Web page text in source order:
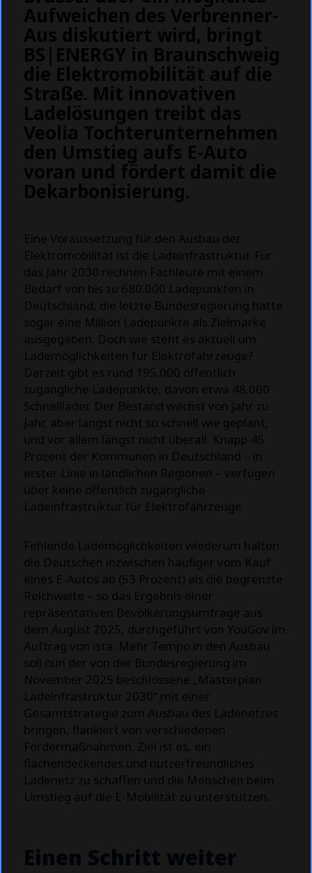
Aufweichen des Verbrenner-
Aus diskutiert wird, bringt
BS|ENERGY in Braunschweig
die Elektromobilität auf die
Straße. Mit innovativen
Ladelösungen treibt das
Veolia Tochterunternehmen
den Umstieg aufs E-Auto
voran und fördert damit die
Dekarbonisierung.
Eine Voraussetzung für den Ausbau der
Elektromobilität ist die Ladeinfrastruktur. Für
das Jahr 2030 rechnen Fachleute mit einem
Bedarf von bis zu 680.000 Ladepunkten in
Deutschland, die letzte Bundesregierung hatte
sogar eine Million Ladepunkte als Zielmarke
ausgegeben. Doch wie steht es aktuell um
Lademöglichkeiten für Elektrofahrzeuge?
Derzeit gibt es rund 195.000 öffentlich
zugängliche Ladepunkte, davon etwa 48.000
Schnelllader. Der Bestand wächst von Jahr zu
Jahr, aber längst nicht so schnell wie geplant,
und vor allem längst nicht überall. Knapp 45
Prozent der Kommunen in Deutschland – in
erster Linie in ländlichen Regionen – verfügen
über keine öffentlich zugängliche
Ladeinfrastruktur für Elektrofahrzeuge.
Fehlende Lademöglichkeiten wiederum halten
die Deutschen inzwischen häufiger vom Kauf
eines E-Autos ab (53 Prozent) als die begrenzte
Reichweite – so das Ergebnis einer
repräsentativen Bevölkerungsumfrage aus
dem August 2025, durchgeführt von YouGov im
Auftrag von ista. Mehr Tempo in den Ausbau
soll nun der von der Bundesregierung im
November 2025 beschlossene „Masterplan
Ladeinfrastruktur 2030“ mit einer
Gesamtstrategie zum Ausbau des Ladenetzes
bringen, flankiert von verschiedenen
Fördermaßnahmen. Ziel ist es, ein
flächendeckendes und nutzerfreundliches
Ladenetz zu schaffen und die Menschen beim
Umstieg auf die E-Mobilität zu unterstützen.
Einen Schritt weiter